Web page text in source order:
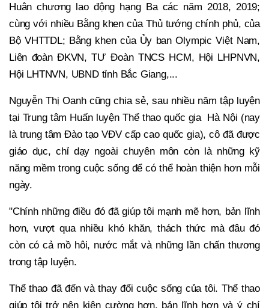
Huân chương lao động hạng Ba các năm 2018, 2019;
cùng với nhiều Bằng khen của Thủ tướng chính phủ, của
Bộ VHTTDL; Bằng khen của Ủy ban Olympic Việt Nam,
Liên đoàn ĐKVN, TƯ Đoàn TNCS HCM, Hội LHPNVN,
Hội LHTNVN, UBND tỉnh Bắc Giang,...
Nguyễn Thị Oanh cũng chia sẻ, sau nhiều năm tập luyện
tại Trung tâm Huấn luyện Thể thao quốc gia Hà Nội (nay
là trung tâm Đào tạo VĐV cấp cao quốc gia), cô đã được
giáo dục, chỉ dạy ngoài chuyên môn còn là những kỹ
năng mềm trong cuộc sống để có thể hoàn thiện hơn mỗi
ngày.
"Chính những điều đó đã giúp tôi mạnh mẽ hơn, bản lĩnh
hơn, vượt qua nhiều khó khăn, thách thức mà đâu đó
còn có cả mồ hôi, nước mắt và những lần chấn thương
trong tập luyện.
Thể thao đã đến và thay đổi cuộc sống của tôi. Thể thao
giúp tôi trở nên kiên cường hơn, bản lĩnh hơn và ý chí